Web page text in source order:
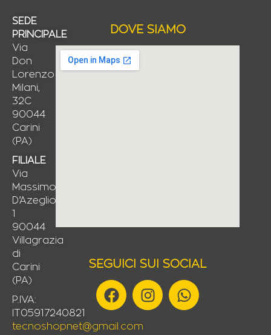
SEDE
PRINCIPALE
Via
Don
Lorenzo
Milani,
32C
90044
Carini
(PA)
FILIALE
Via
Massimo
D’Azeglio,
1
90044
Villagrazia
di
Carini
(PA)
P.IVA:
IT05917240821
tecnoshopnet@gmail.com
DOVE SIAMO
SEGUICI SUI SOCIAL
F
a
I
n
W
h